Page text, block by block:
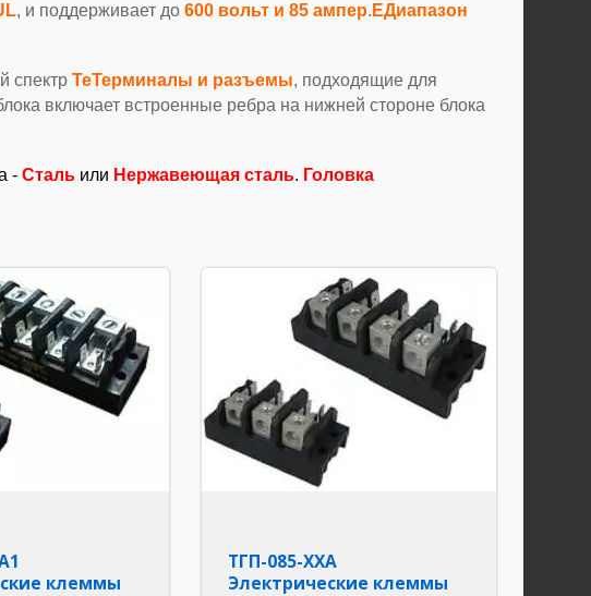
, и поддерживает до 600 вольт и 85 ампер. ЕДиапазон
спектр ТеТерминалы и разъемы, подходящие для
включает встроенные ребра на нижней стороне блока
- Сталь или Нержавеющая сталь. Головка
клеммы
ТГП-085-ХХА
Электрические клеммы